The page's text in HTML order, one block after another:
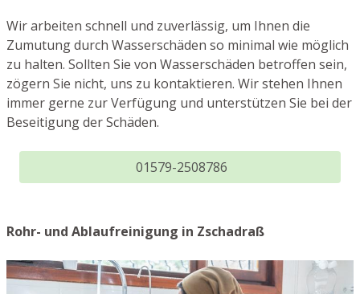
Wir arbeiten schnell und zuverlässig, um Ihnen die
Zumutung durch Wasserschäden so minimal wie möglich
zu halten. Sollten Sie von Wasserschäden betroffen sein,
zögern Sie nicht, uns zu kontaktieren. Wir stehen Ihnen
immer gerne zur Verfügung und unterstützen Sie bei der
Beseitigung der Schäden.
01579-2508786
Rohr- und Ablaufreinigung in Zschadraß